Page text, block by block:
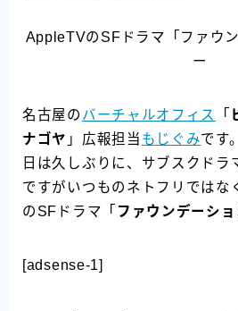
AppleTVのSFドラマ「ファウ
ー
名古屋の バーチャルオフィス 「
ナゴヤ 」広報担当 もじぐみです
日は久しぶりに、サブスクドラ
ですがいつものネトフリではな
のSFドラマ「 ファウンデーショ
[adsense-1]